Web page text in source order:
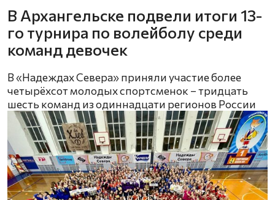
В Архангельске подвели итоги 13-
го турнира по волейболу среди
команд девочек
В «Надеждах Севера» приняли участие более
четырёхсот молодых спортсменок – тридцать
шесть команд из одиннадцати регионов России